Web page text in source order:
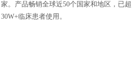
家。产品畅销全球近50个国家和地区，已超
30W+临床患者使用。